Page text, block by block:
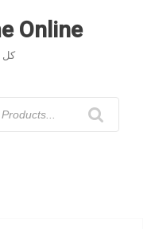
Online
كل